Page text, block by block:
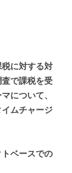
に対する対
で課税を受
について、
ムチャージ
ベースでの